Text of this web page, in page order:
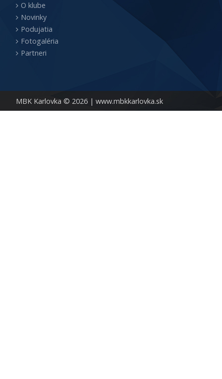
MBK Karlovka © 2026 | www.mbkkarlovka.sk
O klube
Novinky
Podujatia
Fotogaléria
Partneri